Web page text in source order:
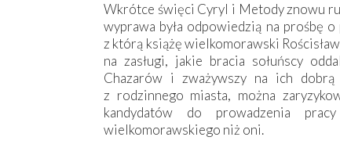
Wkrótce święci Cyryl i Metody znowu
wyprawa była odpowiedzią na prośbę
z którą książę wielkomorawski
na zasługi, jakie bracia sołuńscy
Chazarów i zważywszy na ich dobrą
z rodzinnego miasta, można
kandydatów do prowadzenia
wielkomorawskiego niż oni.